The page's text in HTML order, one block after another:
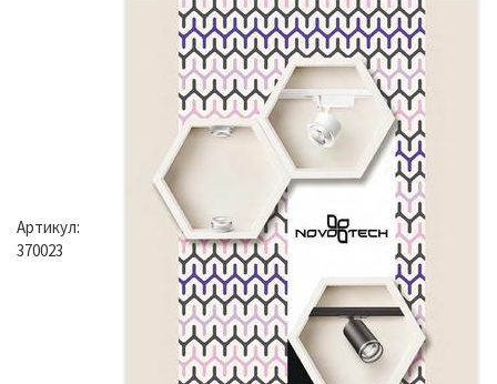
Артикул:
370023